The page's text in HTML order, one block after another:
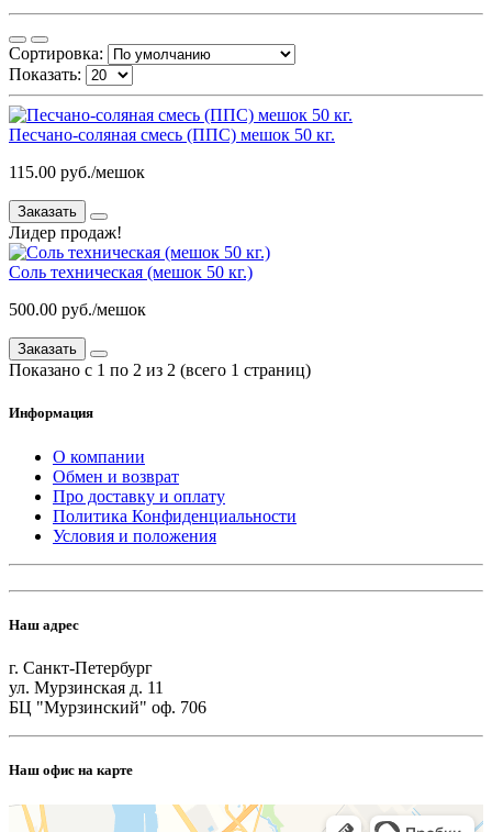
Сортировка:
Показать:
Песчано-соляная смесь (ППС) мешок 50 кг.
115.00 руб./мешок
Заказать
Лидер продаж!
Соль техническая (мешок 50 кг.)
500.00 руб./мешок
Заказать
Показано с 1 по 2 из 2 (всего 1 страниц)
Информация
О компании
Обмен и возврат
Про доставку и оплату
Политика Конфиденциальности
Условия и положения
Наш адрес
г. Санкт-Петербург
ул. Мурзинская д. 11
БЦ "Мурзинский" оф. 706
Наш офис на карте